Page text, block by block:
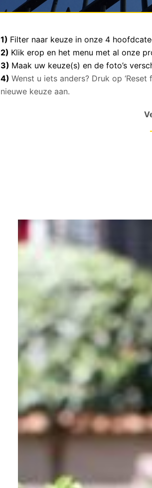
1) Filter naar keuze in onze 4
2) Klik erop en het menu met al onze
3) Maak uw keuze(s) en de foto’s
4) Wenst u iets anders? Druk op
nieuwe keuze aan.